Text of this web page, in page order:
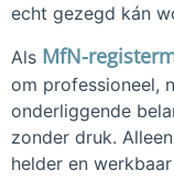
echt gezegd kán
Als MfN-
om professioneel,
onderliggende
zonder druk.
helder en